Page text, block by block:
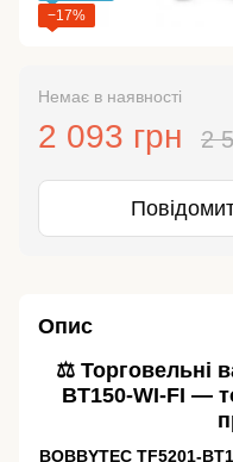
−17%
Немає в наявності
2 093 грн 2
Опис
⚖️ Торговельні
BT150-WI-FI —
BOBBYTEC TF5201-